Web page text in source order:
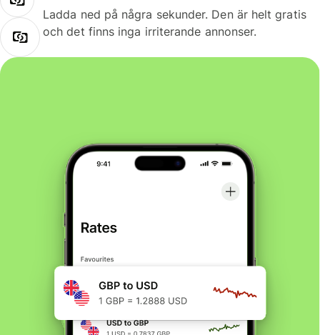
Ladda ned på några sekunder. Den är helt gratis
och det finns inga irriterande annonser.